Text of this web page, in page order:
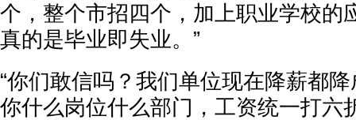
个，整个市招四个，加上职业学校的
真的是毕业即失业。”
“你们敢信吗？我们单位现在降薪都
你什么岗位什么部门，工资统一打六